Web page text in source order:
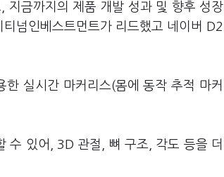
지금까지의 제품 개발 성과 및 향후 성장
넘인베스트먼트가 리드했고 네이버 D2
실시간 마커리스(몸에 동작 추적 마커
수 있어, 3D 관절, 뼈 구조, 각도 등을 더